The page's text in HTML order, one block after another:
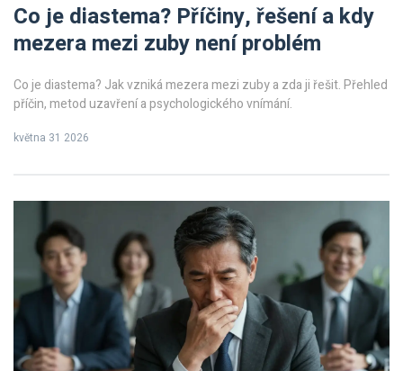
Co je diastema? Příčiny, řešení a kdy
mezera mezi zuby není problém
Co je diastema? Jak vzniká mezera mezi zuby a zda ji řešit. Přehled
příčin, metod uzavření a psychologického vnímání.
května 31 2026